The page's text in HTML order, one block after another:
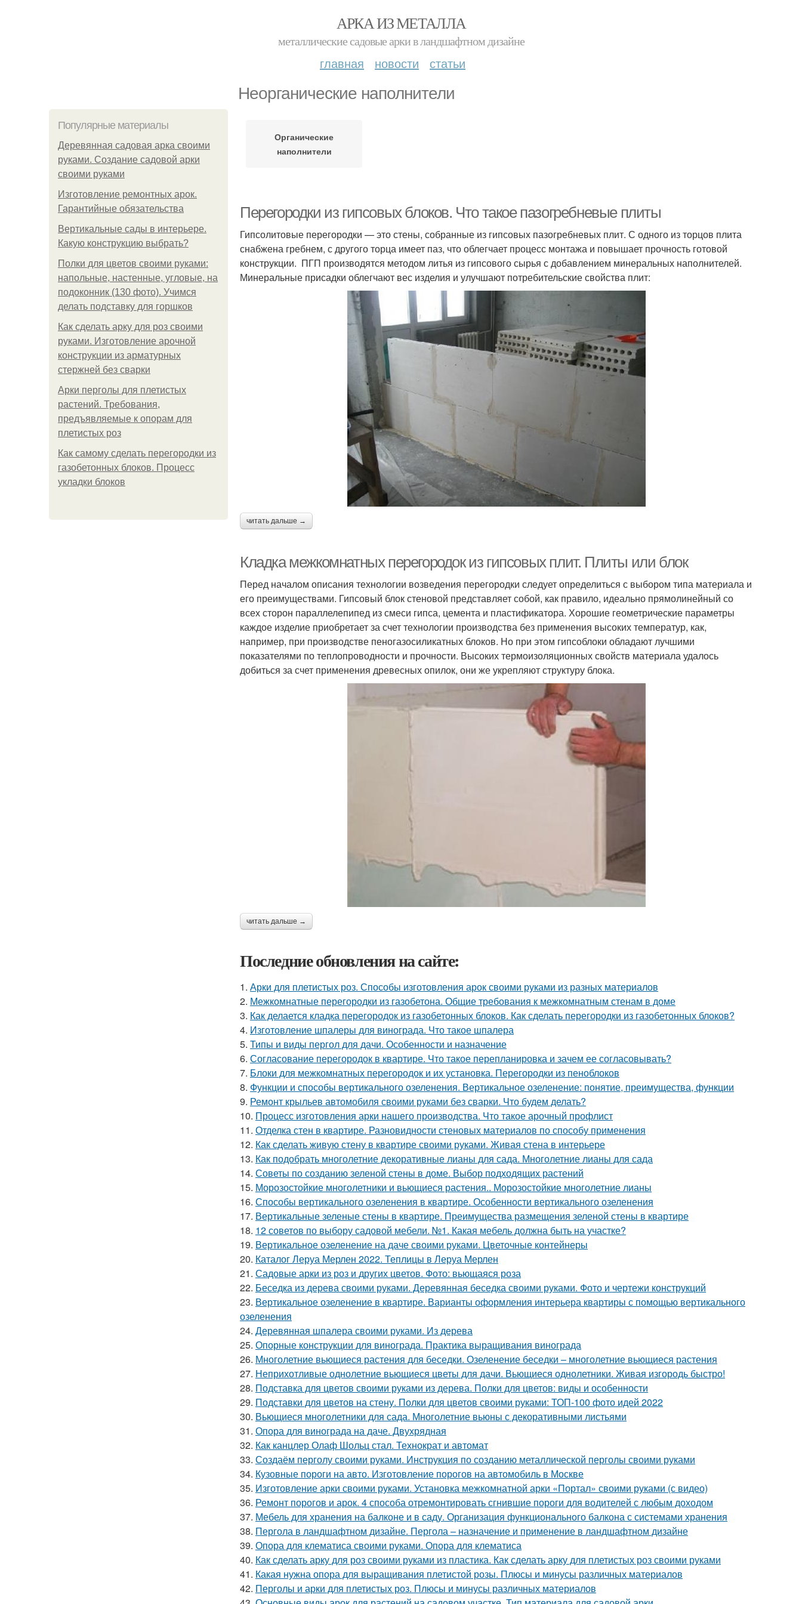
АРКА ИЗ МЕТАЛЛА
металлические садовые арки в ландшафтном дизайне
главная новости статьи
Неорганические наполнители
Популярные материалы
Деревянная садовая арка своими
руками. Создание садовой арки
своими руками
Изготовление ремонтных арок.
Гарантийные обязательства
Вертикальные сады в интерьере.
Какую конструкцию выбрать?
Полки для цветов своими руками:
напольные, настенные, угловые, на
подоконник (130 фото). Учимся
делать подставку для горшков
Как сделать арку для роз своими
руками. Изготовление арочной
конструкции из арматурных
стержней без сварки
Арки перголы для плетистых
растений. Требования,
предъявляемые к опорам для
плетистых роз
Как самому сделать перегородки из
газобетонных блоков. Процесс
укладки блоков
Органические
наполнители
Перегородки из гипсовых блоков. Что такое пазогребневые плиты
Гипсолитовые перегородки — это стены, собранные из гипсовых пазогребневых плит. С одного из торцов плита
снабжена гребнем, с другого торца имеет паз, что облегчает процесс монтажа и повышает прочность готовой
конструкции. ПГП производятся методом литья из гипсового сырья с добавлением минеральных наполнителей.
Минеральные присадки облегчают вес изделия и улучшают потребительские свойства плит:
читать дальше →
Кладка межкомнатных перегородок из гипсовых плит. Плиты или блок
Перед началом описания технологии возведения перегородки следует определиться с выбором типа материала и
его преимуществами. Гипсовый блок стеновой представляет собой, как правило, идеально прямолинейный со
всех сторон параллелепипед из смеси гипса, цемента и пластификатора. Хорошие геометрические параметры
каждое изделие приобретает за счет технологии производства без применения высоких температур, как,
например, при производстве пеногазосиликатных блоков. Но при этом гипсоблоки обладают лучшими
показателями по теплопроводности и прочности. Высоких термоизоляционных свойств материала удалось
добиться за счет применения древесных опилок, они же укрепляют структуру блока.
читать дальше →
Последние обновления на сайте:
1. Арки для плетистых роз. Способы изготовления арок своими руками из разных материалов
2. Межкомнатные перегородки из газобетона. Общие требования к межкомнатным стенам в доме
3. Как делается кладка перегородок из газобетонных блоков. Как сделать перегородки из газобетонных блоков?
4. Изготовление шпалеры для винограда. Что такое шпалера
5. Типы и виды пергол для дачи. Особенности и назначение
6. Согласование перегородок в квартире. Что такое перепланировка и зачем ее согласовывать?
7. Блоки для межкомнатных перегородок и их установка. Перегородки из пеноблоков
8. Функции и способы вертикального озеленения. Вертикальное озеленение: понятие, преимущества, функции
9. Ремонт крыльев автомобиля своими руками без сварки. Что будем делать?
10. Процесс изготовления арки нашего производства. Что такое арочный профлист
11. Отделка стен в квартире. Разновидности стеновых материалов по способу применения
12. Как сделать живую стену в квартире своими руками. Живая стена в интерьере
13. Как подобрать многолетние декоративные лианы для сада. Многолетние лианы для сада
14. Советы по созданию зеленой стены в доме. Выбор подходящих растений
15. Морозостойкие многолетники и вьющиеся растения.. Морозостойкие многолетние лианы
16. Способы вертикального озеленения в квартире. Особенности вертикального озеленения
17. Вертикальные зеленые стены в квартире. Преимущества размещения зеленой стены в квартире
18. 12 советов по выбору садовой мебели. №1. Какая мебель должна быть на участке?
19. Вертикальное озеленение на даче своими руками. Цветочные контейнеры
20. Каталог Леруа Мерлен 2022. Теплицы в Леруа Мерлен
21. Садовые арки из роз и других цветов. Фото: вьющаяся роза
22. Беседка из дерева своими руками. Деревянная беседка своими руками. Фото и чертежи конструкций
23. Вертикальное озеленение в квартире. Варианты оформления интерьера квартиры с помощью вертикального
озеленения
24. Деревянная шпалера своими руками. Из дерева
25. Опорные конструкции для винограда. Практика выращивания винограда
26. Многолетние вьющиеся растения для беседки. Озеленение беседки – многолетние вьющиеся растения
27. Неприхотливые однолетние вьющиеся цветы для дачи. Вьющиеся однолетники. Живая изгородь быстро!
28. Подставка для цветов своими руками из дерева. Полки для цветов: виды и особенности
29. Подставки для цветов на стену. Полки для цветов своими руками: ТОП-100 фото идей 2022
30. Вьющиеся многолетники для сада. Многолетние вьюны с декоративными листьями
31. Опора для винограда на даче. Двухрядная
32. Как канцлер Олаф Шольц стал. Технократ и автомат
33. Создаём перголу своими руками. Инструкция по созданию металлической перголы своими руками
34. Кузовные пороги на авто. Изготовление порогов на автомобиль в Москве
35. Изготовление арки своими руками. Установка межкомнатной арки «Портал» своими руками (с видео)
36. Ремонт порогов и арок. 4 способа отремонтировать сгнившие пороги для водителей с любым доходом
37. Мебель для хранения на балконе и в саду. Организация функционального балкона с системами хранения
38. Пергола в ландшафтном дизайне. Пергола – назначение и применение в ландшафтном дизайне
39. Опора для клематиса своими руками. Опора для клематиса
40. Как сделать арку для роз своими руками из пластика. Как сделать арку для плетистых роз своими руками
41. Какая нужна опора для выращивания плетистой розы. Плюсы и минусы различных материалов
42. Перголы и арки для плетистых роз. Плюсы и минусы различных материалов